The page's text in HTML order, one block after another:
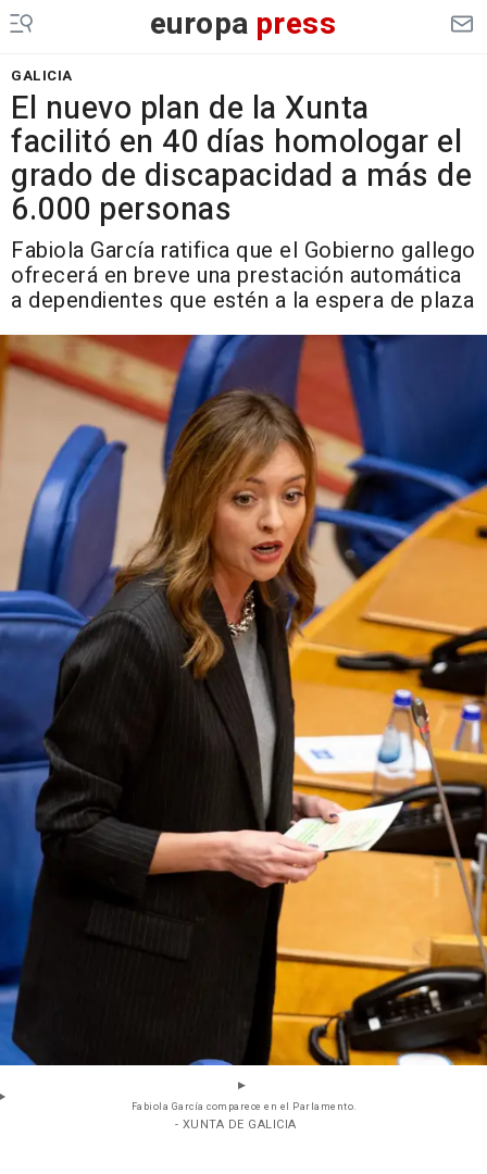
europa press
GALICIA
El nuevo plan de la Xunta
facilitó en 40 días homologar el
grado de discapacidad a más de
6.000 personas
Fabiola García ratifica que el Gobierno gallego
ofrecerá en breve una prestación automática
a dependientes que estén a la espera de plaza
Fabiola García comparece en el Parlamento.
- XUNTA DE GALICIA